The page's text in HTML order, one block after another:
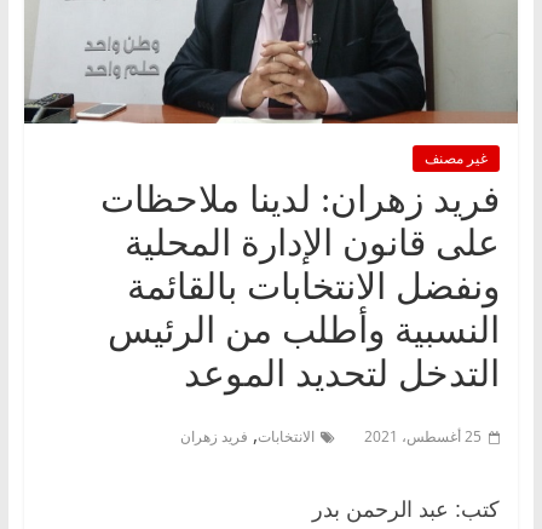
غير مصنف
فريد زهران: لدينا ملاحظات
على قانون الإدارة المحلية
ونفضل الانتخابات بالقائمة
النسبية وأطلب من الرئيس
التدخل لتحديد الموعد
25 أغسطس، 2021 الانتخابات, فريد زهران
كتب: عبد الرحمن بدر